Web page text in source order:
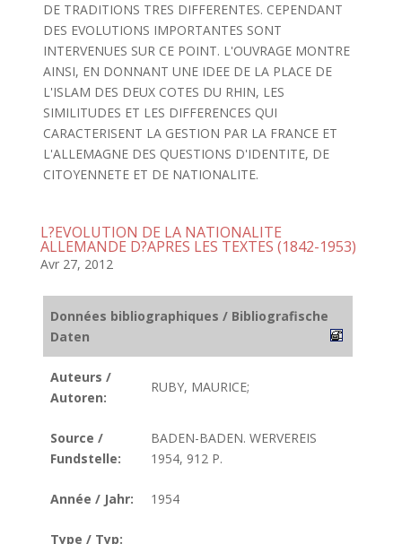
DE TRADITIONS TRES DIFFERENTES. CEPENDANT
DES EVOLUTIONS IMPORTANTES SONT
INTERVENUES SUR CE POINT. L'OUVRAGE MONTRE
AINSI, EN DONNANT UNE IDEE DE LA PLACE DE
L'ISLAM DES DEUX COTES DU RHIN, LES
SIMILITUDES ET LES DIFFERENCES QUI
CARACTERISENT LA GESTION PAR LA FRANCE ET
L'ALLEMAGNE DES QUESTIONS D'IDENTITE, DE
CITOYENNETE ET DE NATIONALITE.
L?EVOLUTION DE LA NATIONALITE
ALLEMANDE D?APRES LES TEXTES (1842-1953)
Avr 27, 2012
Données bibliographiques / Bibliografische
Daten
Auteurs /
Autoren:
RUBY, MAURICE;
Source /
Fundstelle:
BADEN-BADEN. WERVEREIS
1954, 912 P.
Année / Jahr: 1954
Type / Typ: